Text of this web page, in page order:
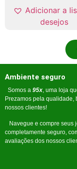
Adicionar a
desejos
Ambiente seguro
Somos a 95x, uma loja
Prezamos pela qualidade,
nossos clientes!
Navegue e compre seus
completamente seguro,
avaliações dos nossos